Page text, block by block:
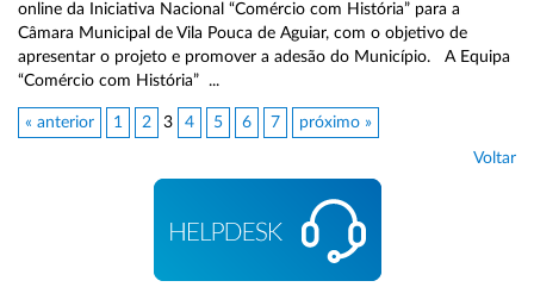
online da Iniciativa Nacional “Comércio com História” para a
Câmara Municipal de Vila Pouca de Aguiar, com o objetivo de
apresentar o projeto e promover a adesão do Município. A Equipa
“Comércio com História” ...
« anterior 1 2 3 4 5 6 7 próximo »
Voltar